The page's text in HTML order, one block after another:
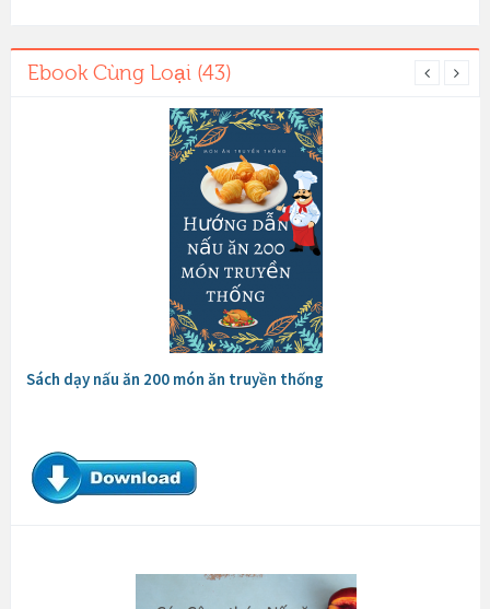
Ebook Cùng Loại (43)
Sách dạy nấu ăn 200 món ăn truyền thống